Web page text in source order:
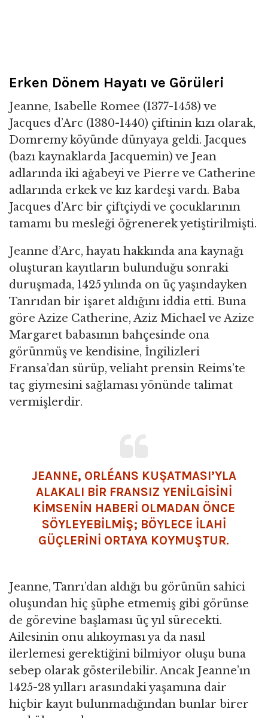
Erken Dönem Hayatı ve Görüleri
Jeanne, Isabelle Romee (1377-1458) ve
Jacques d’Arc (1380-1440) çiftinin kızı olarak,
Domremy köyünde dünyaya geldi. Jacques
(bazı kaynaklarda Jacquemin) ve Jean
adlarında iki ağabeyi ve Pierre ve Catherine
adlarında erkek ve kız kardeşi vardı. Baba
Jacques d’Arc bir çiftçiydi ve çocuklarının
tamamı bu mesleği öğrenerek yetiştirilmişti.
Jeanne d’Arc, hayatı hakkında ana kaynağı
oluşturan kayıtların bulunduğu sonraki
duruşmada, 1425 yılında on üç yaşındayken
Tanrıdan bir işaret aldığını iddia etti. Buna
göre Azize Catherine, Aziz Michael ve Azize
Margaret babasının bahçesinde ona
görünmüş ve kendisine, İngilizleri
Fransa’dan sürüp, veliaht prensin Reims’te
taç giymesini sağlaması yönünde talimat
vermişlerdir.
JEANNE, ORLÉANS KUŞATMASI’YLA
ALAKALI BİR FRANSIZ YENİLGİSİNİ
KİMSENİN HABERİ OLMADAN ÖNCE
SÖYLEYEBİLMİŞ; BÖYLECE İLAHİ
GÜÇLERİNİ ORTAYA KOYMUŞTUR.
Jeanne, Tanrı’dan aldığı bu görünün sahici
oluşundan hiç şüphe etmemiş gibi görünse
de görevine başlaması üç yıl sürecekti.
Ailesinin onu alıkoyması ya da nasıl
ilerlemesi gerektiğini bilmiyor oluşu buna
sebep olarak gösterilebilir. Ancak Jeanne’ın
1425-28 yılları arasındaki yaşamına dair
hiçbir kayıt bulunmadığından bunlar birer